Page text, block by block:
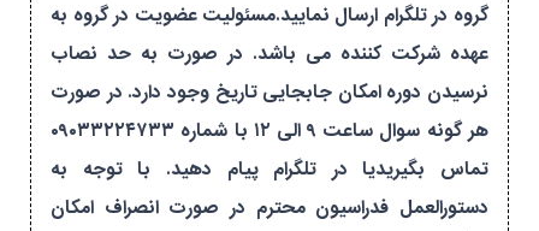
گروه در تلگرام ارسال نمایید.مسئولیت عضویت در گروه به
عهده شرکت کننده می باشد. در صورت به حد نصاب
نرسیدن دوره امکان جابجایی تاریخ وجود دارد. در صورت
هر گونه سوال ساعت ۹ الی ۱۲ با شماره ۰۹۰۳۳۲۲۴۷۳۳
تماس بگیریدیا در تلگرام پیام دهید. با توجه به
دستورالعمل فدراسیون محترم در صورت انصراف امکان